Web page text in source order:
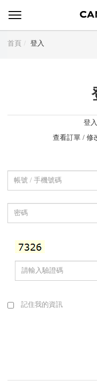
首頁 登入
登
查看訂單 / 修
記住我的資訊